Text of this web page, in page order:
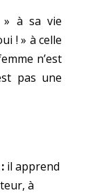
à sa vie
! » à celle
n’est
pas une
il apprend
à